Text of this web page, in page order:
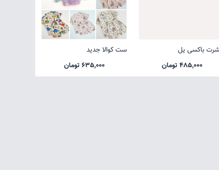
باکسی یل
485,000 تومان
ست کوالا جدید
635,000 تومان